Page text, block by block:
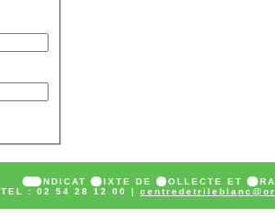
SY NDICAT MIXTE DE COLLECTE ET T
TEL : 02 54 28 12 00 |